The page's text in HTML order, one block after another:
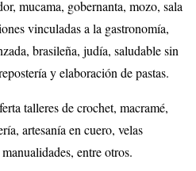
mucama, gobernanta, mozo, sala
vinculadas a la gastronomía,
brasileña, judía, saludable sin
y elaboración de pastas.
talleres de crochet, macramé,
artesanía en cuero, velas
entre otros.